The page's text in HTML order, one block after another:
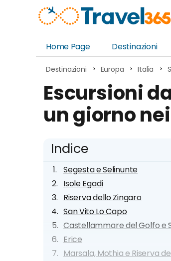
Home Page
Destinazioni
Europa
Nord America
Sud America
Destinazioni Europa Italia
Escursioni
un giorno
Indice
Segesta e Selinunte
Isole Egadi
Riserva dello Zingaro
San Vito Lo Capo
Castellammare del Golfo e
Erice
Marsala, Mothia e Riserva